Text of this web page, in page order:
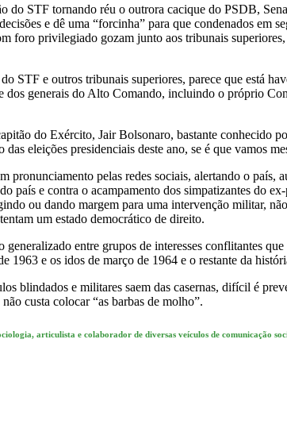
do STF tornando réu o outrora cacique do PSDB,
e dê uma “forcinha” para que condenados em
foro privilegiado gozam junto aos tribunais
STF e outros tribunais superiores, parece que está
generais do Alto Comando, incluindo o próprio
do Exército, Jair Bolsonaro, bastante conhecido
eleições presidenciais deste ano, se é que vamos
pelas redes sociais, alertando o país,
país e contra o acampamento dos simpatizantes do
ou dando margem para uma intervenção militar,
um estado democrático de direito.
entre grupos de interesses conflitantes
e os idos de março de 1964 e o restante da
blindados e militares saem das casernas, difícil é
custa colocar “as barbas de molho”.
articulista e colaborador de diversas veículos de comunicação